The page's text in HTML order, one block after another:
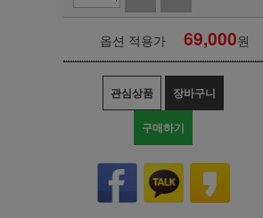
옵션 적용가 69,000원
관심상품 장바구니
구매하기